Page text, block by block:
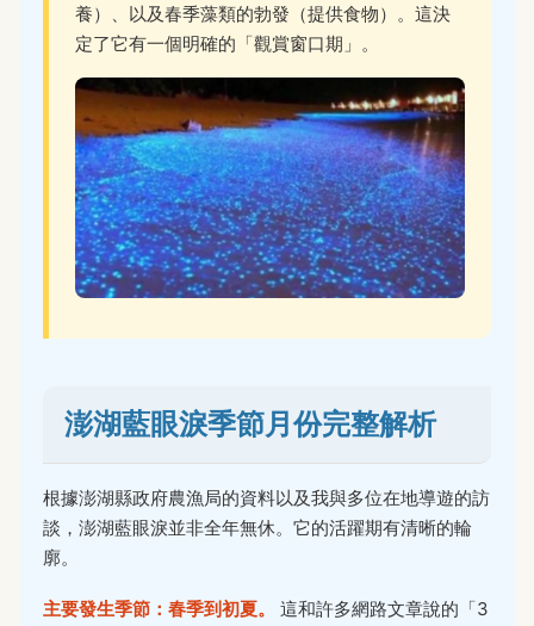
養）、以及春季藻類的勃發（提供食物）。這決
定了它有一個明確的「觀賞窗口期」。
澎湖藍眼淚季節月份完整解析
根據澎湖縣政府農漁局的資料以及我與多位在地導遊的訪
談，澎湖藍眼淚並非全年無休。它的活躍期有清晰的輪
廓。
主要發生季節：春季到初夏。
這和許多網路文章說的「3